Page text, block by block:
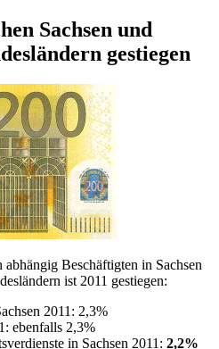
Sachsen und
gestiegen
Beschäftigten in Sachsen
ist 2011 gestiegen:
2011: 2,3%
ebenfalls 2,3%
in Sachsen 2011: 2,2%